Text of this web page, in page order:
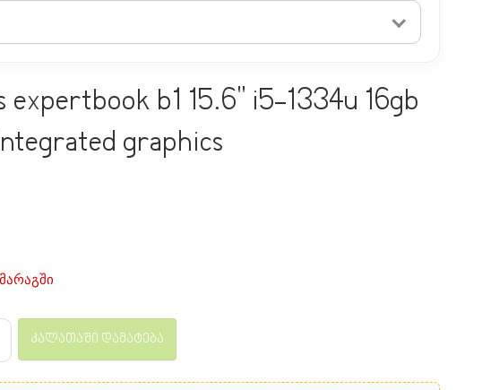
expertbook b1 15.6" i5-1334u 16gb
graphics
კალათაში დამატება